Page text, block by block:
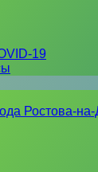
19
Ростова-